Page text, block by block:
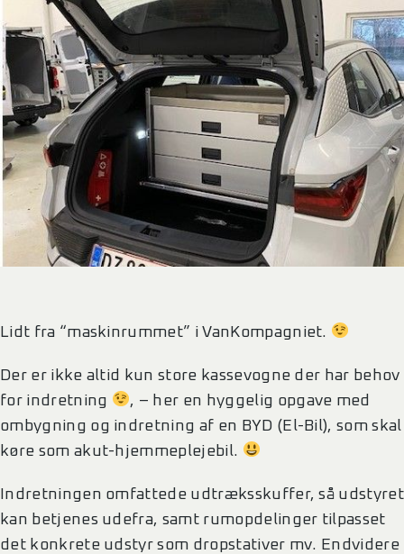
Lidt fra “maskinrummet” i VanKompagniet.
Der er ikke altid kun store kassevogne der har behov
for indretning
, – her en hyggelig opgave med
ombygning og indretning af en BYD (El-Bil), som skal
køre som akut-hjemmeplejebil.
Indretningen omfattede udtræksskuffer, så udstyret
kan betjenes udefra, samt rumopdelinger tilpasset
det konkrete udstyr som dropstativer mv. Endvidere